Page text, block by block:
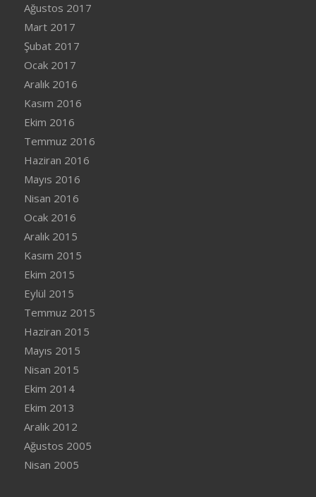
Ağustos 2017
Mart 2017
Şubat 2017
Ocak 2017
Aralık 2016
Kasım 2016
Ekim 2016
Temmuz 2016
Haziran 2016
Mayıs 2016
Nisan 2016
Ocak 2016
Aralık 2015
Kasım 2015
Ekim 2015
Eylül 2015
Temmuz 2015
Haziran 2015
Mayıs 2015
Nisan 2015
Ekim 2014
Ekim 2013
Aralık 2012
Ağustos 2005
Nisan 2005